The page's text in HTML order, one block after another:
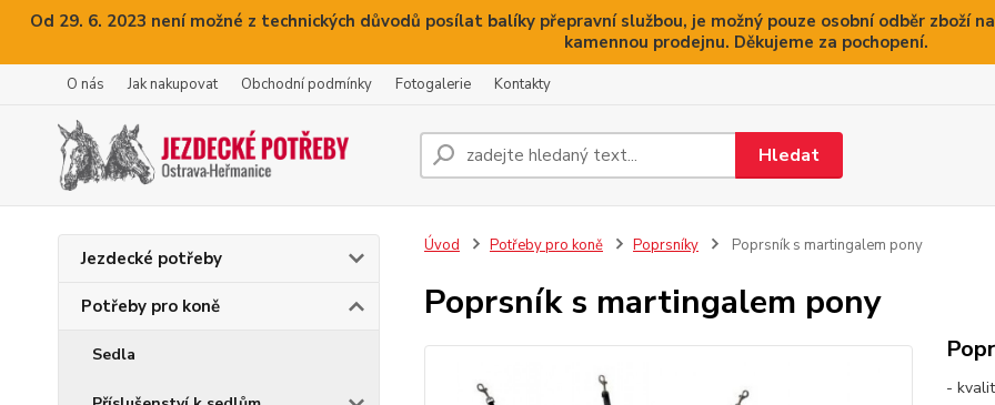
Od 29. 6. 2023 není možné z technických důvodů posílat balíky přepravní službou, je možný pouze osobní odběr zboží
kamennou prodejnu. Děkujeme za pochopení.
O nás Jak nakupovat Obchodní podmínky Fotogalerie Kontakty
Hledat
Jezdecké potřeby
Potřeby pro koně
Sedla
Úvod Potřeby pro koně Poprsníky Poprsník s martingalem pony
Poprsník s martingalem pony
-